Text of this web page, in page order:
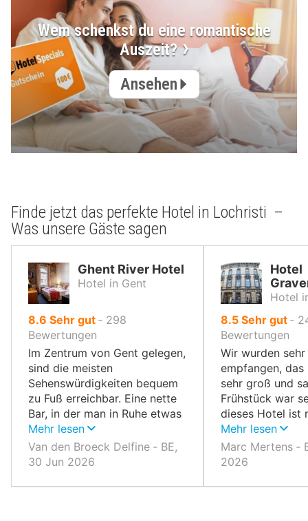
Wem schenkst du eine romantische
Auszeit?
Ansehen
Finde jetzt das perfekte Hotel in Lochristi –
Was unsere Gäste sagen
Ghent River Hotel
Hotel in Gent
8.6 von
10,
Sehr gut ‐ 298
Bewertungen
Im Zentrum von Gent gelegen,
sind die meisten
Sehenswürdigkeiten bequem
zu Fuß erreichbar. Eine nette
Bar, in der man in Ruhe etwas
trinken kann.
Mehr lesen
Van den Broeck Delfine ‐ BE,
30 Jun 2026
Hotel
Hotel
8.5von
10,
Sehr gut ‐
Bewertungen
Wir wurden
empfangen,
sehr groß und
Frühstück war
dieses Hotel ist
Sterne wert.
Mehr lesen
Marc Mertens ‐
2026